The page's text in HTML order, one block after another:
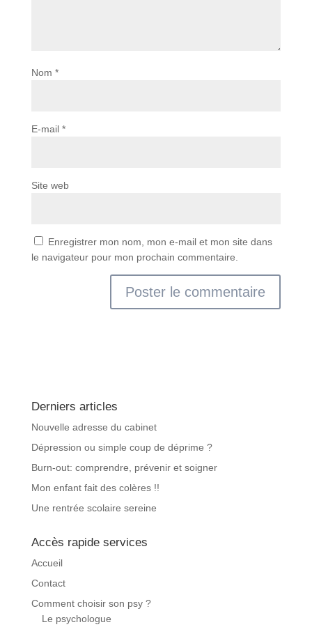
Nom *
E-mail *
Site web
Enregistrer mon nom, mon e-mail et mon site dans
le navigateur pour mon prochain commentaire.
Derniers articles
Nouvelle adresse du cabinet
Dépression ou simple coup de déprime ?
Burn-out: comprendre, prévenir et soigner
Mon enfant fait des colères !!
Une rentrée scolaire sereine
Accès rapide services
Accueil
Contact
Comment choisir son psy ?
Le psychologue